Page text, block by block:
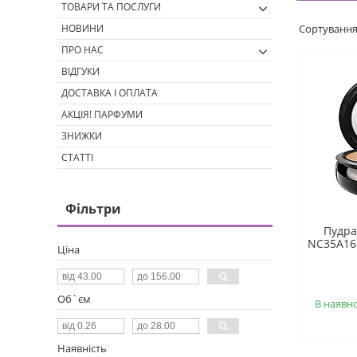
В
ТОВАРИ ТА ПОСЛУГИ
НОВИНИ
ПРО НАС
ВІДГУКИ
ДОСТАВКА І ОПЛАТА
АКЦІЯ! ПАРФУМИ
ЗНИЖКИ
СТАТТІ
Фільтри
Ціна
Об`єм
Наявність